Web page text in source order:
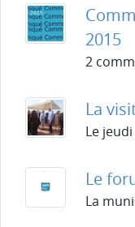
2015
2
La
Le
Le
La